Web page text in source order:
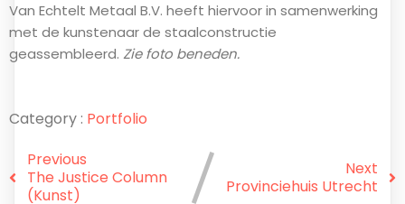
Van Echtelt Metaal B.V. heeft hiervoor in samenwerking
met de kunstenaar de staalconstructie
geassembleerd. Zie foto beneden.
Category : Portfolio
Previous
The Justice Column
(kunst)
Next
Provinciehuis Utrecht